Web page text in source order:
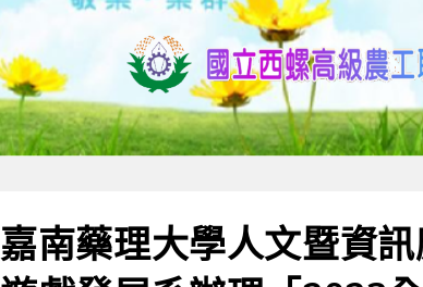
嘉南藥理大學人文暨資